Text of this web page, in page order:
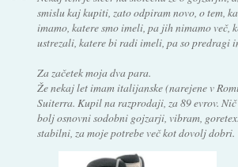
smislu kaj kupiti, zato odpiram novo, o tem,
imamo, katere smo imeli, pa jih nimamo več,
ustrezali, katere bi radi imeli, pa so predragi
Za začetek moja dva para.
Že nekaj let imam italijanske (narejene v
Suiterra. Kupil na razprodaji, za 89 evrov. Nič
bolj osnovni sodobni gojzarji, vibram,
stabilni, za moje potrebe več kot dovolj dobri.